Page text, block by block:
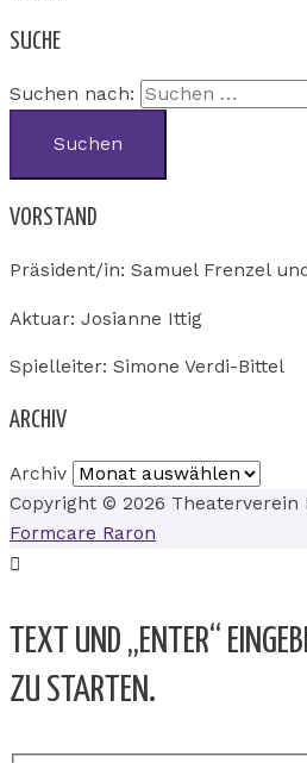
SUCHE
Suchen nach:
VORSTAND
Präsident/in: Samuel Frenzel
Aktuar: Josianne Ittig
Spielleiter: Simone Verdi-Bittel
ARCHIV
Archiv
Copyright © 2026 Theaterverein
Formcare Raron
TEXT UND „ENTER“
ZU STARTEN.